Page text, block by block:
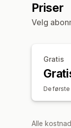
Priser
Velg
Gratis
De første
Alle